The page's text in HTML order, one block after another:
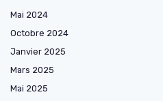
Mai 2024
Octobre 2024
Janvier 2025
Mars 2025
Mai 2025